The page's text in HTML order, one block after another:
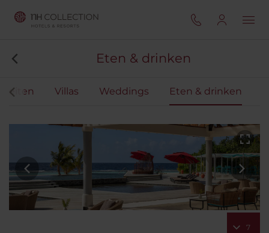
Eten & drinken
Villas Weddings Eten & drinken
7